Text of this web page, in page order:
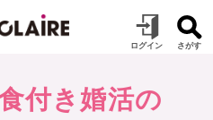
付き婚活の